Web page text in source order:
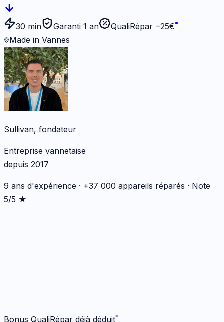
30 min Garanti 1 an QualiRépar −25€*
Made in Vannes
Sullivan, fondateur
Entreprise vannetaise
depuis 2017
9 ans d'expérience · +37 000 appareils réparés · Note
5/5 ★
Bonus QualiRépar déjà déduit*